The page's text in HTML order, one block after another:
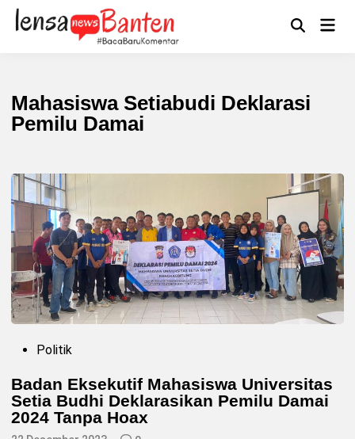
Skip
content
OpenMain
Mahasiswa Setiabudi Deklarasi
Pemilu Damai
t
e
d
i
Politik
Badan Eksekutif Mahasiswa Universitas
Setia Budhi Deklarasikan Pemilu Damai
2024 Tanpa Hoax